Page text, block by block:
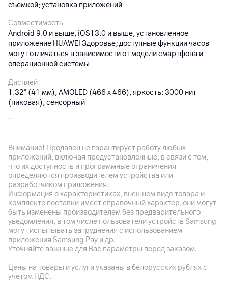
съемкой; установка приложений
Совместимость
Android 9.0 и выше, iOS13.0 и выше, установленное
приложение HUAWEI Здоровье; доступные функции часов
могут отличаться в зависимости от модели смартфона и
операционной системы
Дисплей
1.32" (41 мм), AMOLED (466 x 466), яркость: 3000 нит
(пиковая), сенсорный
Датчики
датчик освещенности
Особенности
Корпус часов: нержавеющая сталь, задняя панель: пластик,
ремешок из композитной кожи
Дополнительно
Bluetooth 5.2, NFC; геолокация по GNSS (GPS (L1 + L5)/
ГЛОНАСС/BeiDou (B1I + B1C + B2a)/GALILEO (E1 +
E5a)/QZSS (L1 + L5)/NavIC)); защита от воды IP69, 5ATM;
рабочая температура: -20 - +45°C
Аккумулятор
Внимание! Продавец не гарантирует работу любых
приложений, включая предустановленные, в связи с тем,
что их доступность и программные ограничения
определяются производителем устройства или
разработчиком приложения.
Информация о характеристиках, внешнем виде товара и
комплекте поставки имеет справочный характер, они могут
быть изменены производителем без предварительного
уведомления, в том числе пользователи устройств Samsung
могут испытывать затруднения с использованием
приложения Samsung Pay и др.
Уточняйте важные для Вас параметры перед заказом.
Цены на товары и услуги указаны в белорусских рублях с
учетом НДС.